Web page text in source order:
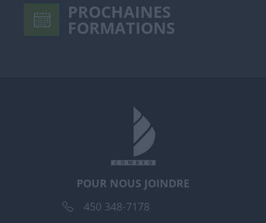
PROCHAINES
FORMATIONS
POUR NOUS JOINDRE
450 348-7178